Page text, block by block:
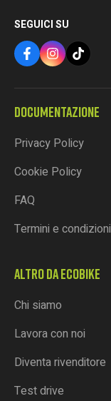
SEGUICI SU
DOCUMENTAZIONE
Privacy Policy
Cookie Policy
FAQ
Termini e condizioni
ALTRO DA ECOBIKE
Chi siamo
Lavora con noi
Diventa rivenditore
Test drive